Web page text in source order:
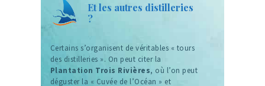
Et les autres distilleries
?
Certains s’organisent de véritables « tours
des distilleries ». On peut citer la
Plantation Trois Rivières, où l’on peut
déguster la « Cuvée de l’Océan » et